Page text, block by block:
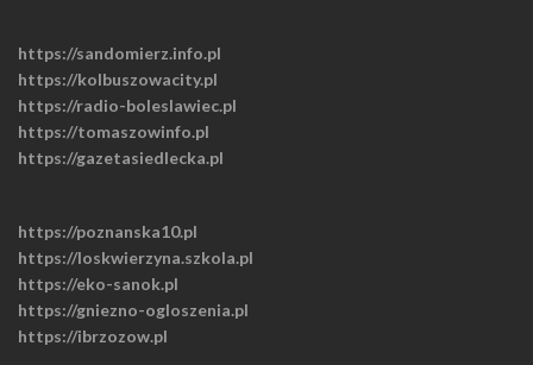
https://sandomierz.info.pl
https://kolbuszowacity.pl
https://radio-boleslawiec.pl
https://tomaszowinfo.pl
https://gazetasiedlecka.pl
https://poznanska10.pl
https://loskwierzyna.szkola.pl
https://eko-sanok.pl
https://gniezno-ogloszenia.pl
https://ibrzozow.pl